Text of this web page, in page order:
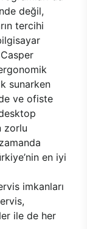
değil,
tercihi
sunarken
ve ofiste
zorlu
en iyi
imkanları
ile de her